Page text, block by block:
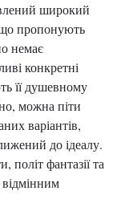
широкий
що пропонують
немає
конкретні
її душевному
можна піти
варіантів,
до ідеалу.
фантазії та